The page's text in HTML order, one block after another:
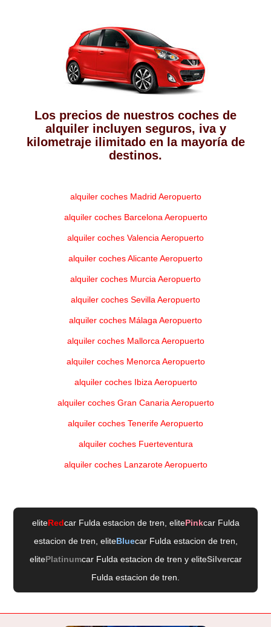
Los precios de nuestros coches de
alquiler incluyen seguros, iva y
kilometraje ilimitado en la mayoría de
destinos.
alquiler coches Madrid Aeropuerto
alquiler coches Barcelona Aeropuerto
alquiler coches Valencia Aeropuerto
alquiler coches Alicante Aeropuerto
alquiler coches Murcia Aeropuerto
alquiler coches Sevilla Aeropuerto
alquiler coches Málaga Aeropuerto
alquiler coches Mallorca Aeropuerto
alquiler coches Menorca Aeropuerto
alquiler coches Ibiza Aeropuerto
alquiler coches Gran Canaria Aeropuerto
alquiler coches Tenerife Aeropuerto
alquiler coches Fuerteventura
alquiler coches Lanzarote Aeropuerto
eliteRedcar Fulda estacion de tren , elitePinkcar Fulda
estacion de tren , eliteBluecar Fulda estacion de tren
elitePlatinumcar Fulda estacion de tren y eliteSilvercar
Fulda estacion de tren